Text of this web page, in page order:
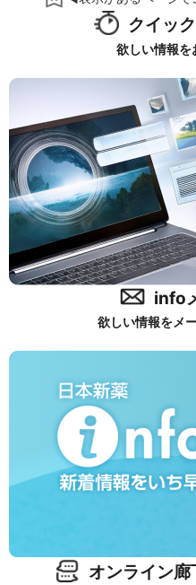
クイッ
欲しい情報を
info
欲しい情報をメ
オンライン廊